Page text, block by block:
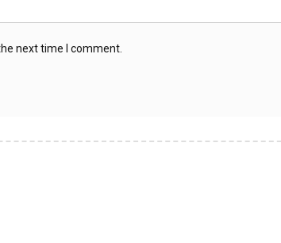
next time I comment.